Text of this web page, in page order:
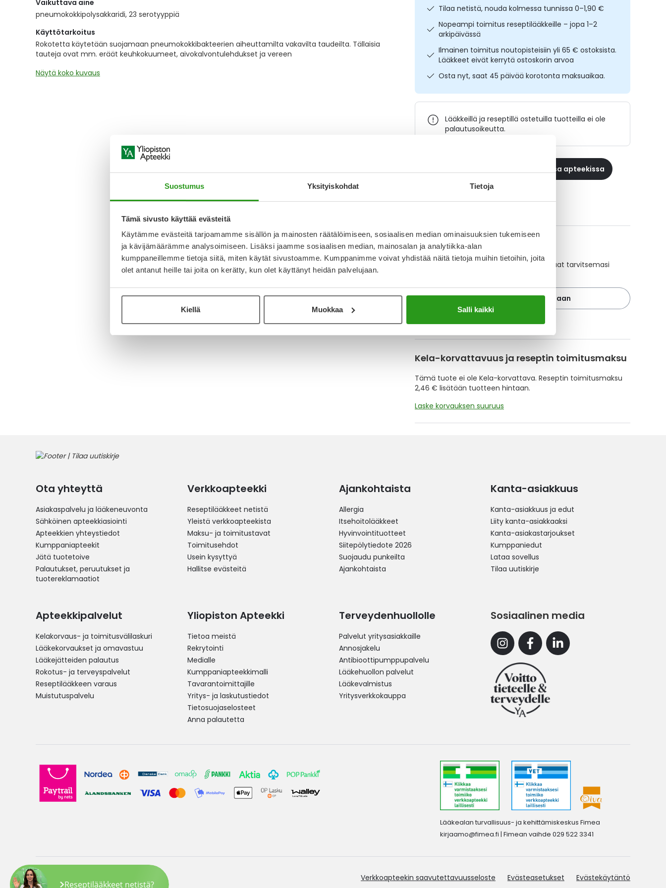
Suostumus Yksityiskohdat Tietoja
Tämä sivusto käyttää evästeitä
Käytämme evästeitä tarjoamamme sisällön ja mainosten räätälöimiseen, sosiaalisen median ominaisuuksien tukemiseen
ja kävijämäärämme analysoimiseen. Lisäksi jaamme sosiaalisen median, mainosalan ja analytiikka-alan
kumppaneillemme tietoja siitä, miten käytät sivustoamme. Kumppanimme voivat yhdistää näitä tietoja muihin tietoihin, joita
olet antanut heille tai joita on kerätty, kun olet käyttänyt heidän palvelujaan.
Kiellä Muokkaa Salli kaikki
the
images
Vaikuttava aine
pneumokokkipolysakkaridi, 23 serotyyppiä
Käyttötarkoitus
Rokotetta käytetään suojamaan pneumokokkibakteerien aiheuttamilta vakavilta taudeilta. Tällaisia
tauteja ovat mm. eräät keuhkokuumeet, aivokalvontulehdukset ja vereen
Näytä koko kuvaus
Tilaa netistä, nouda kolmessa tunnissa 0–1,90 €
Nopeampi toimitus reseptilääkkeille – jopa 1–2
arkipäivässä
Ilmainen toimitus noutopisteisiin yli 65 € ostoksista.
Lääkkeet eivät kerrytä ostoskorin arvoa
Osta nyt, saat 45 päivää korotonta maksuaikaa.
Lääkkeillä ja reseptillä ostetuilla tuotteilla ei ole
palautusoikeutta.
Varaa reseptilääke apteekkiin, maksa apteekissa
YA-muistuttaja
Muistuttajan avulla pidät huolen, että tilaat tarvitsemasi
Lisää tuote muistuttajaan
Lue lisää muistuttajasta
Kela-korvattavuus ja reseptin toimitusmaksu
Tämä tuote ei ole Kela-korvattava. Reseptin toimitusmaksu
2,46 € lisätään tuotteen hintaan.
Laske korvauksen suuruus
Reseptilääkkeet netistä?
Ota yhteyttä
Asiakaspalvelu ja lääkeneuvonta
Sähköinen apteekkiasiointi
Apteekkien yhteystiedot
Kumppaniapteekit
Jätä tuotetoive
Palautukset, peruutukset ja
tuotereklamaatiot
Verkkoapteekki
Reseptilääkkeet netistä
Yleistä verkkoapteekista
Maksu- ja toimitustavat
Toimitusehdot
Usein kysyttyä
Hallitse evästeitä
Ajankohtaista
Allergia
Itsehoitolääkkeet
Hyvinvointituotteet
Siitepölytiedote 2026
Suojaudu punkeilta
Ajankohtaista
Kanta-asiakkuus
Kanta-asiakkuus ja edut
Liity kanta-asiakkaaksi
Kanta-asiakastarjoukset
Kumppaniedut
Lataa sovellus
Tilaa uutiskirje
Apteekkipalvelut
Kelakorvaus- ja toimitusvälilaskuri
Lääkekorvaukset ja omavastuu
Lääkejätteiden palautus
Rokotus- ja terveyspalvelut
Reseptilääkkeen varaus
Muistutuspalvelu
Yliopiston Apteekki
Tietoa meistä
Rekrytointi
Medialle
Kumppaniapteekkimalli
Tavarantoimittajille
Yritys- ja laskutustiedot
Tietosuojaselosteet
Anna palautetta
Terveydenhuollolle
Palvelut yritysasiakkaille
Annosjakelu
Antibioottipumppupalvelu
Lääkehuollon palvelut
Lääkevalmistus
Yritysverkkokauppa
Sosiaalinen media
InstagramFacebookLinkedin
Lääkealan turvallisuus- ja kehittämiskeskus Fimea
kirjaamo@fimea.fi | Fimean vaihde 029 522 3341
Copyright © 2026 Yliopiston Apteekki Verkkoapteekin saavutettavuusseloste Evästeasetukset Evästekäytäntö